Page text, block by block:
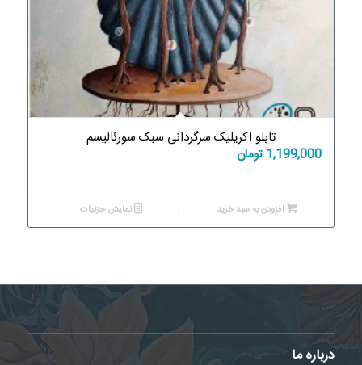
تابلو اکریلیک سرگردانی سبک سورئالیسم
1,199,000 تومان
افزودن به سبد خرید نمایش جزئیات
درباره ما